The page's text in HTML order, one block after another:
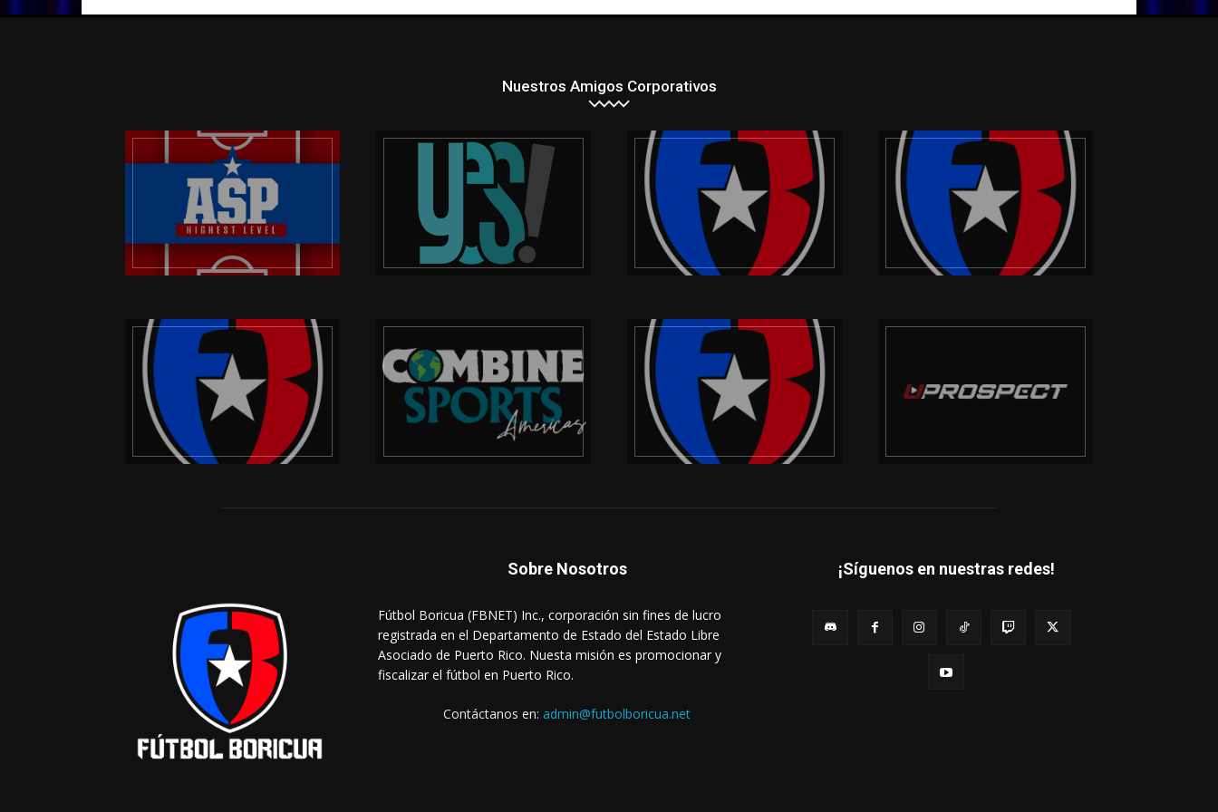
Nuestros Amigos Corporativos
Sobre Nosotros
Fútbol Boricua (FBNET) Inc., corporación sin fines de lucro
registrada en el Departamento de Estado del Estado Libre
Asociado de Puerto Rico. Nuesta misión es promocionar y
fiscalizar el fútbol en Puerto Rico.
Contáctanos en: admin@futbolboricua.net
¡Síguenos en nuestras redes!